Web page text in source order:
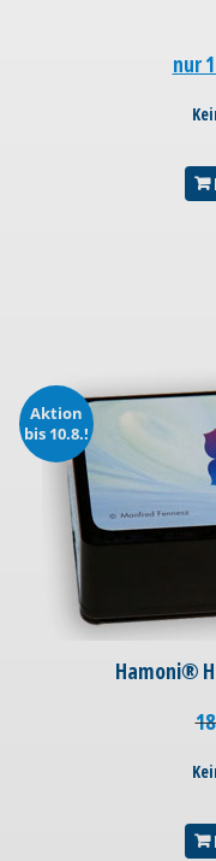
nur
Aktion
bis 10.8.!
Hamoni®